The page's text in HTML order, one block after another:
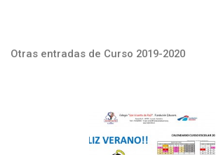
Otras entradas de Curso 2019-2020